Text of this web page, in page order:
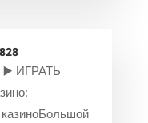
▶️ ИГРАТЬ